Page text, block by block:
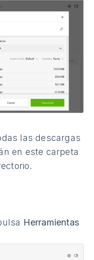
las descargas
en este carpeta
Herramientas